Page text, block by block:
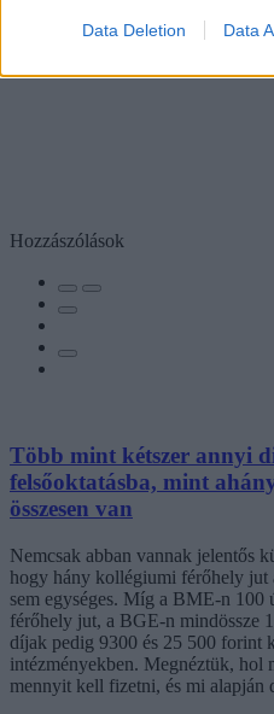
Data Deletion Data
Hozzászólások
Több mint kétszer annyi
felsőoktatásba, mint
összesen van
Nemcsak abban vannak jelentős
hogy hány kollégiumi férőhely jut
sem egységes. Míg a BME-n 100
férőhely jut, a BGE-n mindössze
díjak pedig 9300 és 25 500 forint
intézményekben. Megnéztük, hol
mennyit kell fizetni, és mi alapján